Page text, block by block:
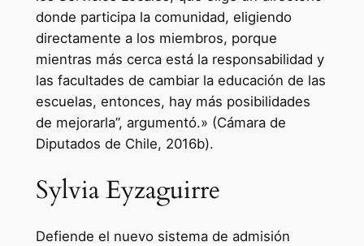
donde participa la comunidad, eligiendo
directamente a los miembros, porque
mientras más cerca está la responsabilidad y
las facultades de cambiar la educación de las
escuelas, entonces, hay más posibilidades
de mejorarla”, argumentó.» (Cámara de
Diputados de Chile, 2016b).
Sylvia Eyzaguirre
Defiende el nuevo sistema de admisión